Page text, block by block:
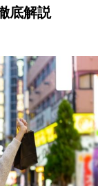
底解説